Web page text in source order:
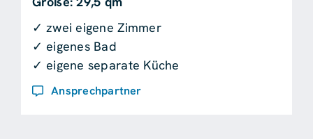
✓ zwei eigene Zimmer
✓ eigenes Bad
✓ eigene separate Küche
Ansprechpartner